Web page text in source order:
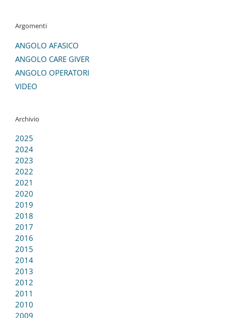
Argomenti
ANGOLO AFASICO
ANGOLO CARE GIVER
ANGOLO OPERATORI
VIDEO
Archivio
2025
2024
2023
2022
2021
2020
2019
2018
2017
2016
2015
2014
2013
2012
2011
2010
2009